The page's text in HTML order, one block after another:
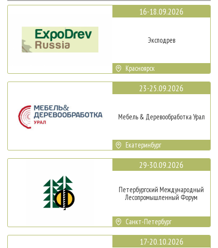
16-18.09.2026
Эксподрев
Красноярск
23-25.09.2026
Мебель & Деревообработка Урал
Екатеринбург
29-30.09.2026
Петербургский Международный
Лесопромышленный Форум
Санкт-Петербург
17-20.10.2026